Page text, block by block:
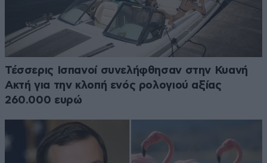
Τέσσερις Ισπανοί συνελήφθησαν στην Κυανή
Ακτή για την κλοπή ενός ρολογιού αξίας
260.000 ευρώ